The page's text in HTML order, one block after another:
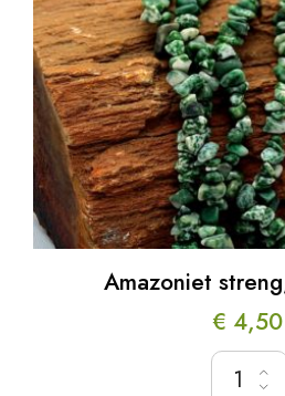
Amazoniet
€ 4,50
Amazoniet